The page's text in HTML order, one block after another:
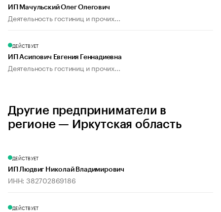
ИП Мачульский Олег Олегович
Деятельность гостиниц и прочих...
ДЕЙСТВУЕТ
ИП Асипович Евгения Геннадиевна
Деятельность гостиниц и прочих...
Другие предприниматели в
регионе — Иркутская область
ДЕЙСТВУЕТ
ИП Людвиг Николай Владимирович
ИНН: 382702869186
ДЕЙСТВУЕТ